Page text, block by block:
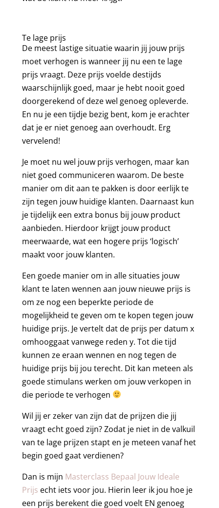
Te lage prijs
De meest lastige situatie waarin jij jouw prijs
moet verhogen is wanneer jij nu een te lage
prijs vraagt. Deze prijs voelde destijds
waarschijnlijk goed, maar je hebt nooit goed
doorgerekend of deze wel genoeg opleverde.
En nu je een tijdje bezig bent, kom je erachter
dat je er niet genoeg aan overhoudt. Erg
vervelend!
Je moet nu wel jouw prijs verhogen, maar kan
niet goed communiceren waarom. De beste
manier om dit aan te pakken is door eerlijk te
zijn tegen jouw huidige klanten. Daarnaast kun
je tijdelijk een extra bonus bij jouw product
aanbieden. Hierdoor krijgt jouw product
meerwaarde, wat een hogere prijs ‘logisch’
maakt voor jouw klanten.
Een goede manier om in alle situaties jouw
klant te laten wennen aan jouw nieuwe prijs is
om ze nog een beperkte periode de
mogelijkheid te geven om te kopen tegen jouw
huidige prijs. Je vertelt dat de prijs per datum x
omhooggaat vanwege reden y. Tot die tijd
kunnen ze eraan wennen en nog tegen de
huidige prijs bij jou terecht. Dit kan meteen als
goede stimulans werken om jouw verkopen in
die periode te verhogen
Wil jij er zeker van zijn dat de prijzen die jij
vraagt echt goed zijn? Zodat je niet in de valkuil
van te lage prijzen stapt en je meteen vanaf het
begin goed gaat verdienen?
Dan is mijn Masterclass Bepaal Jouw Ideale
Prijs echt iets voor jou. Hierin leer ik jou hoe je
een prijs berekent die goed voelt EN genoeg